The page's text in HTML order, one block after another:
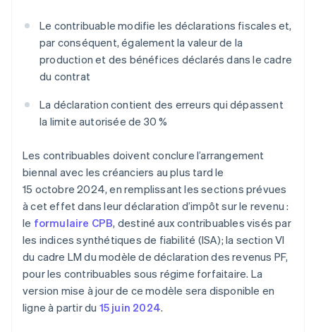
Le contribuable modifie les déclarations fiscales et,
par conséquent, également la valeur de la
production et des bénéfices déclarés dans le cadre
du contrat
La déclaration contient des erreurs qui dépassent
la limite autorisée de 30 %
Les contribuables doivent conclure l’arrangement
biennal avec les créanciers au plus tard le
15 octobre 2024, en remplissant les sections prévues
à cet effet dans leur déclaration d’impôt sur le revenu :
le formulaire CPB, destiné aux contribuables visés par
les indices synthétiques de fiabilité (ISA); la section VI
du cadre LM du modèle de déclaration des revenus PF,
pour les contribuables sous régime forfaitaire. La
version mise à jour de ce modèle sera disponible en
ligne à partir du 15 juin 2024.